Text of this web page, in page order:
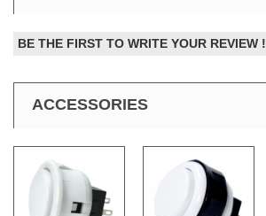
BE THE FIRST TO WRITE YOUR REVIEW !
ACCESSORIES